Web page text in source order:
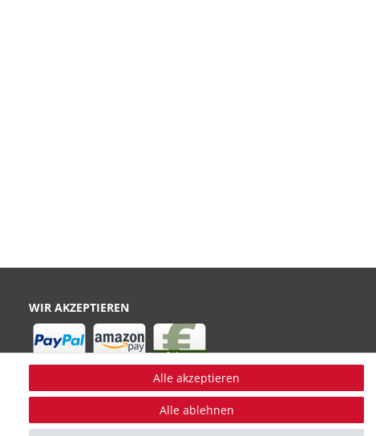
WIR AKZEPTIEREN
Alle akzeptieren
Alle ablehnen